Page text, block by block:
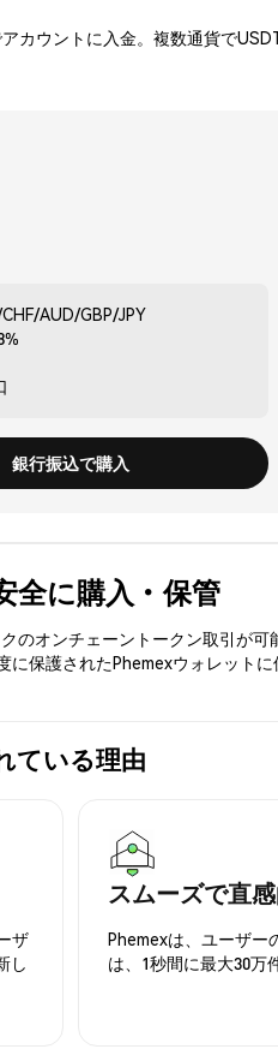
カウントに入金。複数通貨で
AUD/GBP/JPY
銀行振込で購入
全に購入・保管
のオンチェーントークン取引が可
保護されたPhemexウォレット
ている理由
ザ
し
スムーズで直
Phemexは、ユーザー
は、1秒間に最大30万